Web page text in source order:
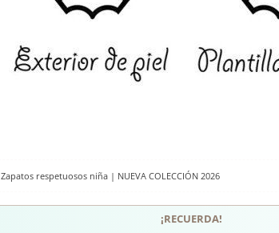
Zapatos respetuosos niña | NUEVA COLECCIÓN 2026
¡RECUERDA!